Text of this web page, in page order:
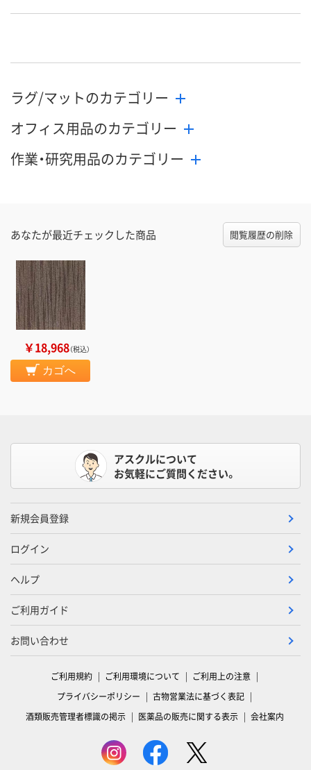
カゴへ
ラグ/マットのカテゴリー
オフィス用品のカテゴリー
作業・研究用品のカテゴリー
あなたが最近チェックした商品 閲覧履歴の削除
￥18,968（税込）
カゴへ
アスクルについて
お気軽にご質問ください。
新規会員登録
ログイン
ヘルプ
ご利用ガイド
お問い合わせ
ご利用規約 ご利用環境について
ご利用上の注意
プライバシーポリシー
古物営業法に基づく表記
酒類販売管理者標識の掲示
医薬品の販売に関する表示 会社案内